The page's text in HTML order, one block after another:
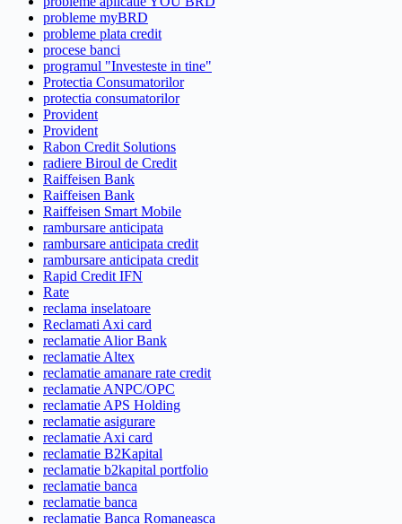
probleme myBRD
probleme plata credit
procese banci
programul "Investeste in tine"
Protectia Consumatorilor
protectia consumatorilor
Provident
Provident
Rabon Credit Solutions
radiere Biroul de Credit
Raiffeisen Bank
Raiffeisen Bank
Raiffeisen Smart Mobile
rambursare anticipata
rambursare anticipata credit
rambursare anticipata credit
Rapid Credit IFN
Rate
reclama inselatoare
Reclamati Axi card
reclamatie Alior Bank
reclamatie Altex
reclamatie amanare rate credit
reclamatie ANPC/OPC
reclamatie APS Holding
reclamatie asigurare
reclamatie Axi card
reclamatie B2Kapital
reclamatie b2kapital portfolio
reclamatie banca
reclamatie banca
reclamatie Banca Romaneasca